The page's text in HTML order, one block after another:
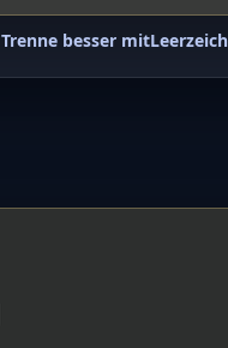
besser mit